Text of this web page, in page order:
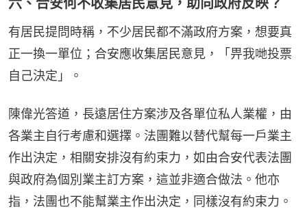
有居民提問時稱，不少居民都不滿政府方案，想要真
正一換一單位；合安應收集居民意見，「畀我哋投票
自己決定」。
陳偉光答道，長遠居住方案涉及各單位私人業權，由
各業主自行考慮和選擇。法團難以替代幫每一戶業主
作出決定，相關安排沒有約束力，如由合安代表法團
與政府為個別業主訂方案，這並非適合做法。他亦
指，法團也不能幫業主作出決定，同樣沒有約束力。